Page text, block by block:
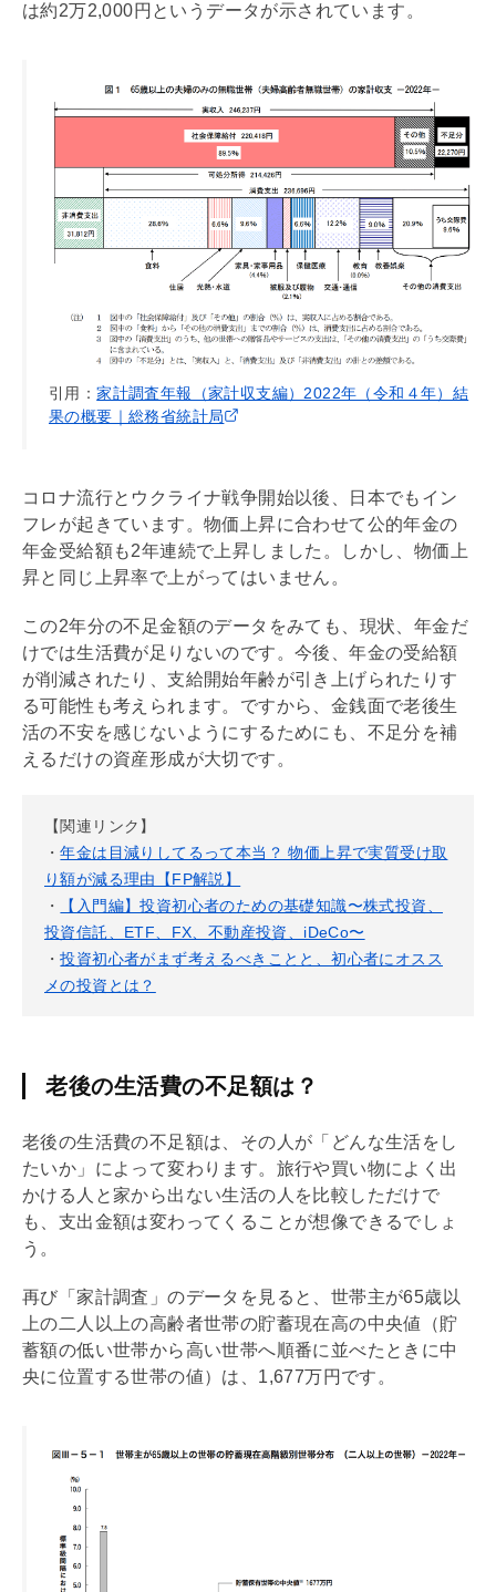
は約2万2,000円というデータが示されています。
引用：家計調査年報（家計収支編）2022年（令和４年）結
果の概要｜総務省統計局
コロナ流行とウクライナ戦争開始以後、日本でもイン
フレが起きています。物価上昇に合わせて公的年金の
年金受給額も2年連続で上昇しました。しかし、物価上
昇と同じ上昇率で上がってはいません。
この2年分の不足金額のデータをみても、現状、年金だ
けでは生活費が足りないのです。今後、年金の受給額
が削減されたり、支給開始年齢が引き上げられたりす
る可能性も考えられます。ですから、金銭面で老後生
活の不安を感じないようにするためにも、不足分を補
えるだけの資産形成が大切です。
【関連リンク】
・年金は目減りしてるって本当？ 物価上昇で実質受け取
り額が減る理由【FP解説】
・
【入門編】投資初心者のための基礎知識〜株式投資、
投資信託、ETF、FX、不動産投資、iDeCo〜
・投資初心者がまず考えるべきことと、初心者にオスス
メの投資とは？
老後の生活費の不足額は？
老後の生活費の不足額は、その人が「どんな生活をし
たいか」によって変わります。旅行や買い物によく出
かける人と家から出ない生活の人を比較しただけで
も、支出金額は変わってくることが想像できるでしょ
う。
再び「家計調査」のデータを見ると、世帯主が65歳以
上の二人以上の高齢者世帯の貯蓄現在高の中央値（貯
蓄額の低い世帯から高い世帯へ順番に並べたときに中
央に位置する世帯の値）は、1,677万円です。